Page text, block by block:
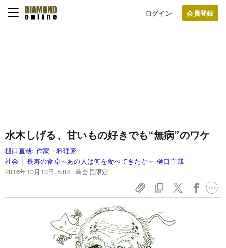
ログイン
水木しげる、甘いもの好きでも“無病”のワケ
樋口直哉: 作家・料理家
社会
長寿の食卓～あの人は何を食べてきたか～ 樋口直哉
2016年10月13日 5:04
会員限定